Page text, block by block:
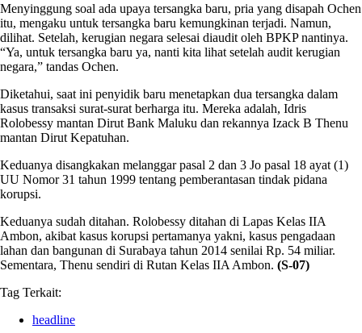
Menyinggung soal ada upaya tersangka baru, pria yang disapah Ochen
itu, mengaku untuk tersangka baru kemungkinan terjadi. Namun,
dilihat. Setelah, kerugian negara selesai diaudit oleh BPKP nantinya.
“Ya, untuk tersangka baru ya, nanti kita lihat setelah audit kerugian
negara,” tandas Ochen.
Diketahui, saat ini penyidik baru menetapkan dua tersangka dalam
kasus transaksi surat-surat berharga itu. Mereka adalah, Idris
Rolobessy mantan Dirut Bank Maluku dan rekannya Izack B Thenu
mantan Dirut Kepatuhan.
Keduanya disangkakan melanggar pasal 2 dan 3 Jo pasal 18 ayat (1)
UU Nomor 31 tahun 1999 tentang pemberantasan tindak pidana
korupsi.
Keduanya sudah ditahan. Rolobessy ditahan di Lapas Kelas IIA
Ambon, akibat kasus korupsi pertamanya yakni, kasus pengadaan
lahan dan bangunan di Surabaya tahun 2014 senilai Rp. 54 miliar.
Sementara, Thenu sendiri di Rutan Kelas IIA Ambon. (S-07)
Tag Terkait:
headline